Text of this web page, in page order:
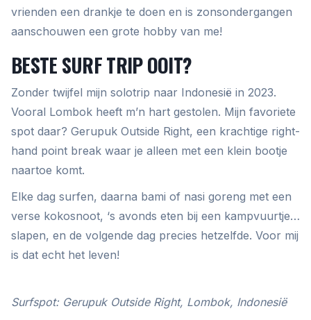
vrienden een drankje te doen en is zonsondergangen
aanschouwen een grote hobby van me!
BESTE SURF TRIP OOIT?
Zonder twijfel mijn solotrip naar Indonesië in 2023.
Vooral Lombok heeft m’n hart gestolen. Mijn favoriete
spot daar? Gerupuk Outside Right, een krachtige right-
hand point break waar je alleen met een klein bootje
naartoe komt.
Elke dag surfen, daarna bami of nasi goreng met een
verse kokosnoot, ‘s avonds eten bij een kampvuurtje…
slapen, en de volgende dag precies hetzelfde. Voor mij
is dat echt het leven!
Surfspot: Gerupuk Outside Right, Lombok, Indonesië